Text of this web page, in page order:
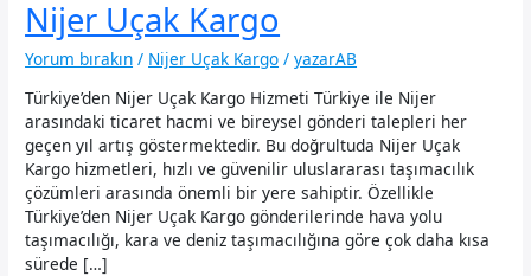
Nijer Uçak Kargo
Yorum bırakın / Nijer Uçak Kargo /yazarAB
Türkiye’den Nijer Uçak Kargo Hizmeti Türkiye ile Nijer
arasındaki ticaret hacmi ve bireysel gönderi talepleri her
geçen yıl artış göstermektedir. Bu doğrultuda Nijer Uçak
Kargo hizmetleri, hızlı ve güvenilir uluslararası taşımacılık
çözümleri arasında önemli bir yere sahiptir. Özellikle
Türkiye’den Nijer Uçak Kargo gönderilerinde hava yolu
taşımacılığı, kara ve deniz taşımacılığına göre çok daha kısa
sürede […]